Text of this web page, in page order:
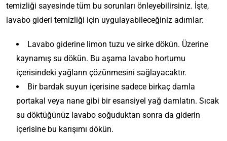
temizliği sayesinde tüm bu sorunları önleyebilirsiniz. İşte,
lavabo gideri temizliği için uygulayabileceğiniz adımlar:
Lavabo giderine limon tuzu ve sirke dökün. Üzerine
kaynamış su dökün. Bu aşama lavabo hortumu
içerisindeki yağların çözünmesini sağlayacaktır.
Bir bardak suyun içerisine sadece birkaç damla
portakal veya nane gibi bir esansiyel yağ damlatın. Sıcak
su döktüğünüz lavabo soğuduktan sonra da giderin
içerisine bu karışımı dökün.